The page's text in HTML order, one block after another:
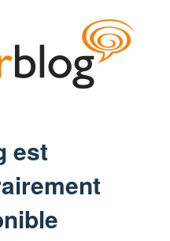
est